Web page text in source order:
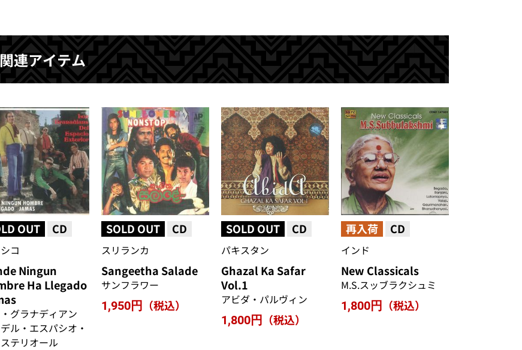
関連アイテム
OUT CD
コ
Ningun
Ha Llegado
グラナディアン
ル・エスパシオ・
テリオール
SOLD OUT CD
スリランカ
Sangeetha Salade
サンフラワー
1,950円
（税込）
SOLD OUT CD
パキスタン
Ghazal Ka Safar
Vol.1
アビダ・パルヴィン
1,800円
（税込）
再入荷 CD
インド
New Classicals
M.S.スッブラクシュミ
1,800円
（税込）